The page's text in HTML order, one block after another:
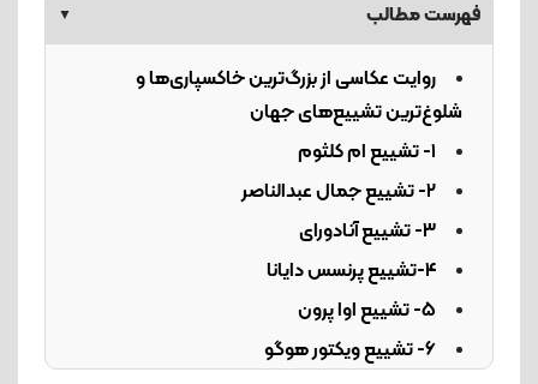
فهرست مطالب ▼
روایت عکاسی از بزرگ‌ترین خاکسپاری‌ها و
شلوغ‌ترین تشییع‌های جهان
۱- تشییع ام کلثوم
۲- تشییع جمال عبدالناصر
۳- تشییع آنادورای
۴-تشییع پرنسس دایانا
۵- تشییع اوا پرون
۶- تشییع ویکتور هوگو